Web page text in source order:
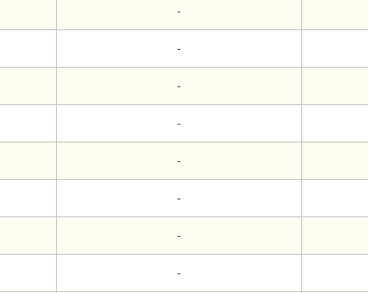
-
-
-
-
-
-
-
-